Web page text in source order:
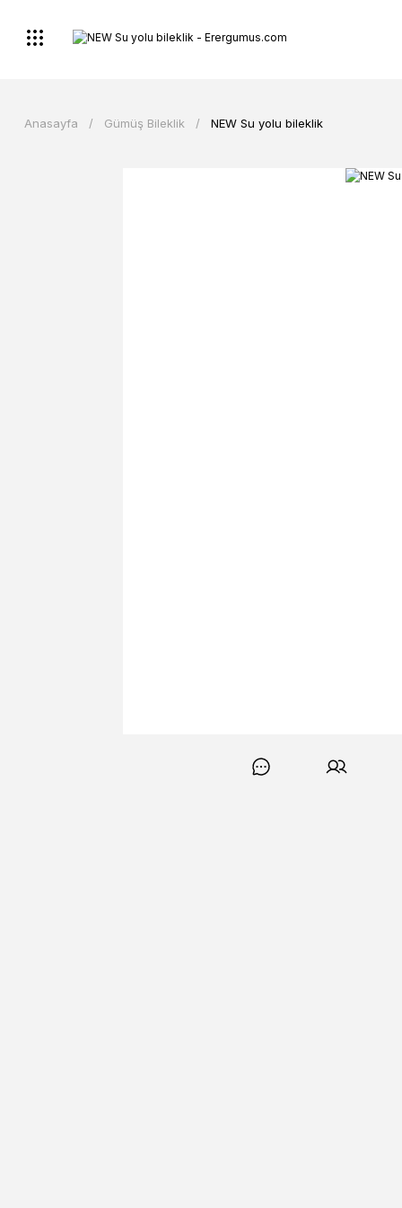
Anasayfa Gümüş Bileklik NEW Su yolu bileklik